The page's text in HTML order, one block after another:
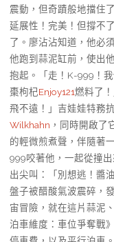
震動，但奇蹟般地擋住
延展性！完美！但撐不
了。廖沾沾知道，他必
他跑到蒜泥缸前，使出
抱起。「走！K-999！
棗枸杞Enjoy121燃料了
飛不遠！」吉娃娃特務
Wilkhahn ，同時開啟了
的輕微煎煮聲，伴隨著
999咬著他，一起從撞
出尖叫：「別想逃！醬
盤子被醋酸氣波震碎，
宙冒險，就在這片蒜泥
泊車維度：車位爭奪戰